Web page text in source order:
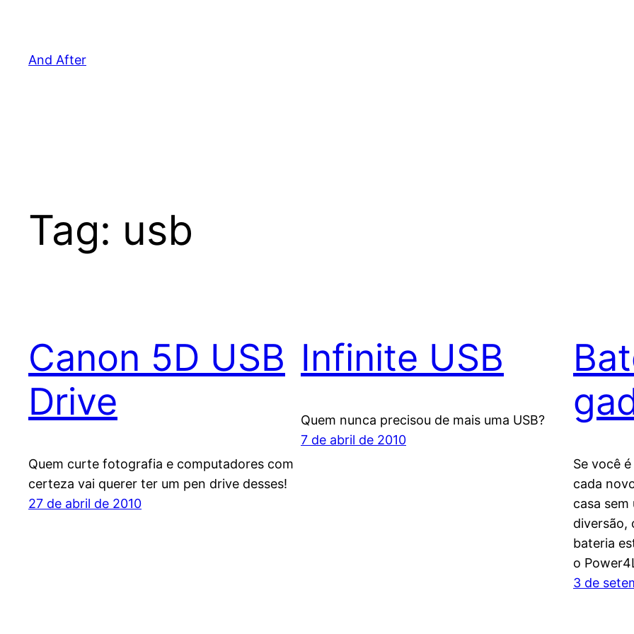
And After
Tag: usb
Canon 5D USB
Drive
Quem curte fotografia e computadores com
certeza vai querer ter um pen drive desses!
27 de abril de 2010
Infinite USB
Quem nunca precisou de mais uma USB?
7 de abril de 2010
Se você
cada
casa sem
diversão,
bateria
o
3 de